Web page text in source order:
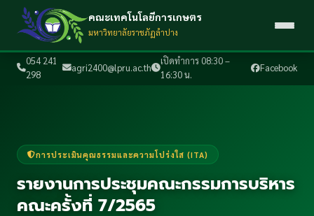
054 241
298
agri2400@lpru.ac.th
เปิดทำการ 08:30 –
16:30 น.
Facebook
คณะเทคโนโลยีการเกษตร
มหาวิทยาลัยราชภัฏลำปาง
การประเมินคุณธรรมและความโปร่งใส (ITA)
รายงานการประชุมคณะกรรมการบริหาร
คณะครั้งที่ 7/2565